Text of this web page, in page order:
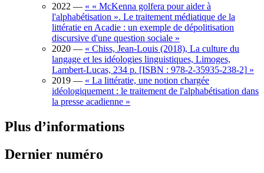
2022 — « « McKenna golfera pour aider à
l'alphabétisation ». Le traitement médiatique de la
littératie en Acadie : un exemple de dépolitisation
discursive d'une question sociale »
2020 — « Chiss, Jean-Louis (2018), La culture du
langage et les idéologies linguistiques, Limoges,
Lambert-Lucas, 234 p. [ISBN : 978-2-35935-238-2] »
2019 — « La littératie, une notion chargée
idéologiquement : le traitement de l'alphabétisation dans
la presse acadienne »
Plus d’informations
Dernier numéro